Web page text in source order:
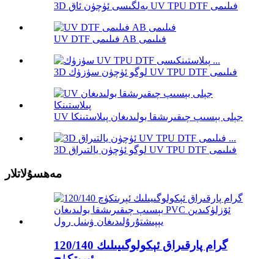
3D بەلگىسى ئۈچۈن ئاق UV TPU DTF فىلىمى
UV DTF فىلىمى AB فىلىمى
3D لوگو ئۈچۈن سۈزۈك UV TPU DTF فىلىمى
UV جېلى بېسىپ چىقىرىشقا بولىدىغان پىلاستىنكا
3D لوگو ئۈچۈن يالتىراق UV TPU DTF فىلىمى
مەھسۇلاتلار
120/140 گرام پارقىراق ئېكولوگىيىلىك